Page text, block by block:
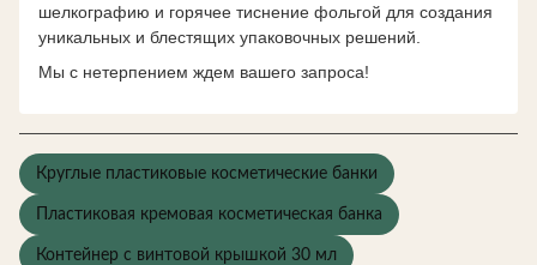
шелкографию и горячее тиснение фольгой для создания
уникальных и блестящих упаковочных решений.
Мы с нетерпением ждем вашего запроса!
Круглые пластиковые косметические банки
Пластиковая кремовая косметическая банка
Контейнер с винтовой крышкой 30 мл